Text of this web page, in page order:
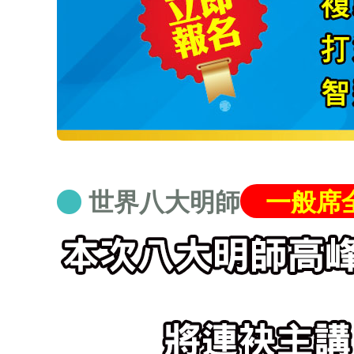
世界八大明師一般席